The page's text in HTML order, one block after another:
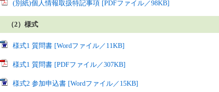
(別紙)個人情報取扱特記事項 [PDFファイル／98KB]
（2）様式
様式1 質問書 [Wordファイル／11KB]
様式1 質問書 [PDFファイル／307KB]
様式2 参加申込書 [Wordファイル／15KB]